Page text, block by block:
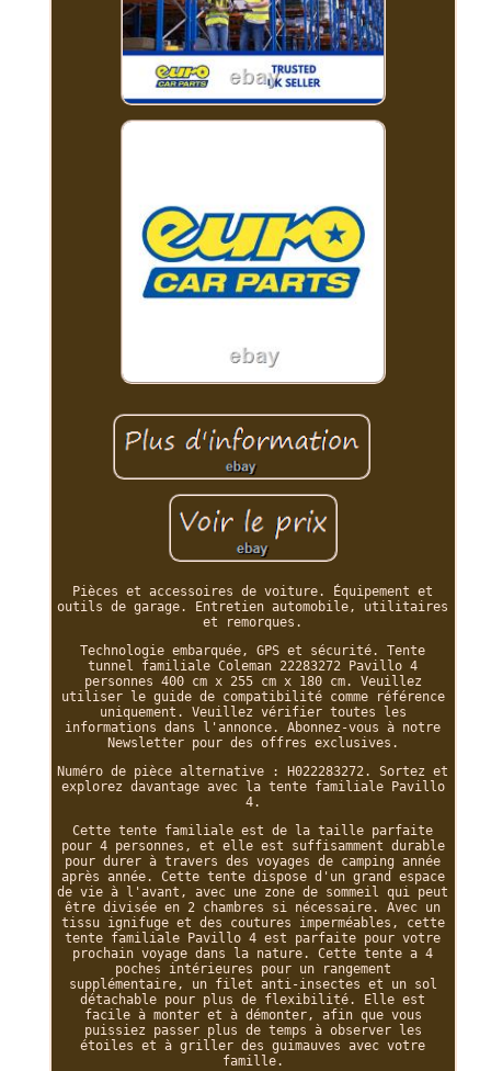
Pièces et accessoires de voiture. Équipement et
outils de garage. Entretien automobile, utilitaires
et remorques.
Technologie embarquée, GPS et sécurité. Tente
tunnel familiale Coleman 22283272 Pavillo 4
personnes 400 cm x 255 cm x 180 cm. Veuillez
utiliser le guide de compatibilité comme référence
uniquement. Veuillez vérifier toutes les
informations dans l'annonce. Abonnez-vous à notre
Newsletter pour des offres exclusives.
Numéro de pièce alternative : H022283272. Sortez et
explorez davantage avec la tente familiale Pavillo
4.
Cette tente familiale est de la taille parfaite
pour 4 personnes, et elle est suffisamment durable
pour durer à travers des voyages de camping année
après année. Cette tente dispose d'un grand espace
de vie à l'avant, avec une zone de sommeil qui peut
être divisée en 2 chambres si nécessaire. Avec un
tissu ignifuge et des coutures imperméables, cette
tente familiale Pavillo 4 est parfaite pour votre
prochain voyage dans la nature. Cette tente a 4
poches intérieures pour un rangement
supplémentaire, un filet anti-insectes et un sol
détachable pour plus de flexibilité. Elle est
facile à monter et à démonter, afin que vous
puissiez passer plus de temps à observer les
étoiles et à griller des guimauves avec votre
famille.